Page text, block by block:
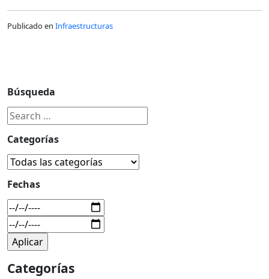
Publicado en Infraestructuras
Búsqueda
Categorías
Fechas
Categorías